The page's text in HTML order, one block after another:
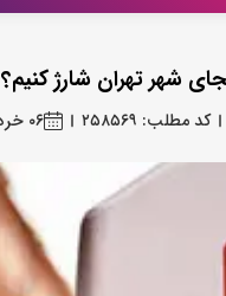
شهر تهران شارژ کنیم؟
کد مطلب: ۲۵۸۵۶۹ ۰۶ خرداد ۱۴۰۳